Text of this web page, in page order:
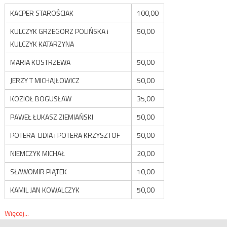
KACPER STAROŚCIAK
100,00
KULCZYK GRZEGORZ POLIŃSKA i
KULCZYK KATARZYNA
50,00
MARIA KOSTRZEWA
50,00
JERZY T MICHAJŁOWICZ
50,00
KOZIOŁ BOGUSŁAW
35,00
PAWEŁ ŁUKASZ ZIEMIAŃSKI
50,00
POTERA LIDIA i POTERA KRZYSZTOF
50,00
NIEMCZYK MICHAŁ
20,00
SŁAWOMIR PIĄTEK
10,00
KAMIL JAN KOWALCZYK
50,00
Więcej...